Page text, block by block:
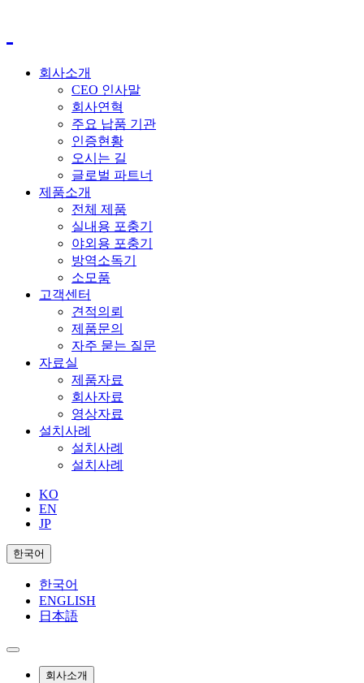
회사소개
CEO 인사말
회사연혁
주요 납품 기관
인증현황
오시는 길
글로벌 파트너
제품소개
전체 제품
실내용 포충기
야외용 포충기
방역소독기
소모품
고객센터
견적의뢰
제품문의
자주 묻는 질문
자료실
제품자료
회사자료
영상자료
설치사례
설치사례
설치사례
KO
EN
JP
한국어
한국어
ENGLISH
日本語
회사소개